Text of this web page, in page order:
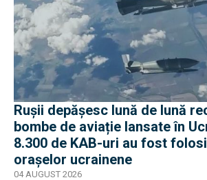
Rușii depășesc lună de lună
bombe de aviație lansate în
8.300 de KAB-uri au fost
orașelor ucrainene
04 AUGUST 2026